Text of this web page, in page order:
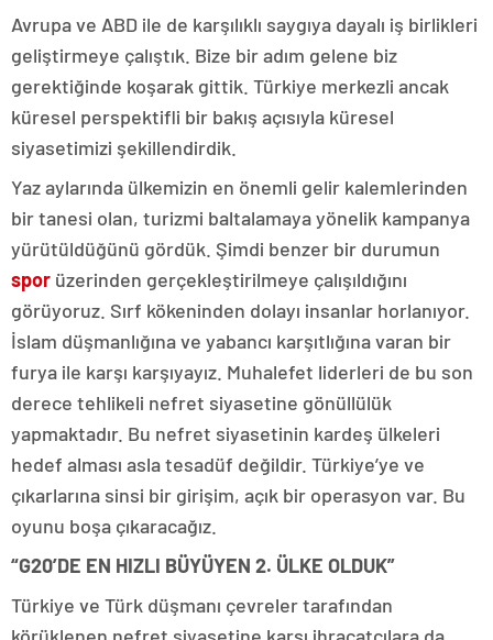
Avrupa ve ABD ile de karşılıklı saygıya dayalı iş birlikleri
geliştirmeye çalıştık. Bize bir adım gelene biz
gerektiğinde koşarak gittik. Türkiye merkezli ancak
küresel perspektifli bir bakış açısıyla küresel
siyasetimizi şekillendirdik.
Yaz aylarında ülkemizin en önemli gelir kalemlerinden
bir tanesi olan, turizmi baltalamaya yönelik kampanya
yürütüldüğünü gördük. Şimdi benzer bir durumun
spor üzerinden gerçekleştirilmeye çalışıldığını
görüyoruz. Sırf kökeninden dolayı insanlar horlanıyor.
İslam düşmanlığına ve yabancı karşıtlığına varan bir
furya ile karşı karşıyayız. Muhalefet liderleri de bu son
derece tehlikeli nefret siyasetine gönüllülük
yapmaktadır. Bu nefret siyasetinin kardeş ülkeleri
hedef alması asla tesadüf değildir. Türkiye’ye ve
çıkarlarına sinsi bir girişim, açık bir operasyon var. Bu
oyunu boşa çıkaracağız.
“G20’DE EN HIZLI BÜYÜYEN 2. ÜLKE OLDUK”
Türkiye ve Türk düşmanı çevreler tarafından